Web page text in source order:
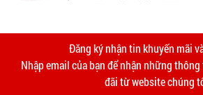
Dương
- Phương thức vận chuyển do hai
hiện trên tinh thần hợp tác,
hạn 10 ngàyĐăng ký nhận tin khuyến mãi
Nhập email của bạn để nhận những
đãi từ website chúng